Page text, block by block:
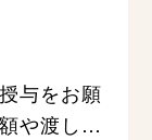
与をお願
や渡し方